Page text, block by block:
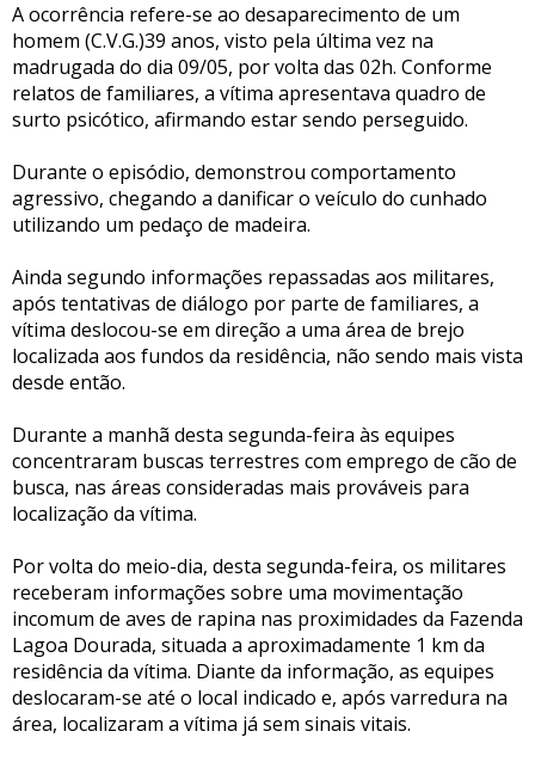
A ocorrência refere-se ao desaparecimento de um
homem (C.V.G.)39 anos, visto pela última vez na
madrugada do dia 09/05, por volta das 02h. Conforme
relatos de familiares, a vítima apresentava quadro de
surto psicótico, afirmando estar sendo perseguido.
Durante o episódio, demonstrou comportamento
agressivo, chegando a danificar o veículo do cunhado
utilizando um pedaço de madeira.
Ainda segundo informações repassadas aos militares,
após tentativas de diálogo por parte de familiares, a
vítima deslocou-se em direção a uma área de brejo
localizada aos fundos da residência, não sendo mais vista
desde então.
Durante a manhã desta segunda-feira às equipes
concentraram buscas terrestres com emprego de cão de
busca, nas áreas consideradas mais prováveis para
localização da vítima.
Por volta do meio-dia, desta segunda-feira, os militares
receberam informações sobre uma movimentação
incomum de aves de rapina nas proximidades da Fazenda
Lagoa Dourada, situada a aproximadamente 1 km da
residência da vítima. Diante da informação, as equipes
deslocaram-se até o local indicado e, após varredura na
área, localizaram a vítima já sem sinais vitais.